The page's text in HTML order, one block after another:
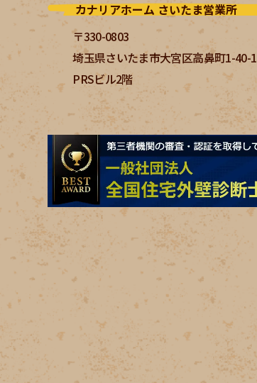
カナリアホーム さいたま営業所
〒330-0803
埼玉県さいたま市大宮区高鼻町1-40-1
PRSビル2階